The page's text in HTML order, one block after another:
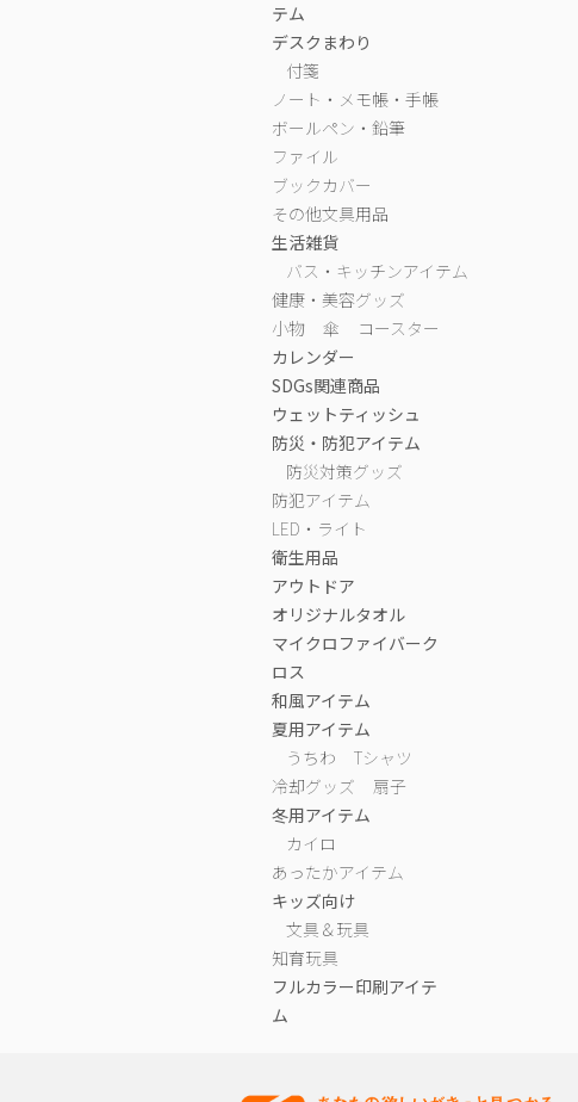
テム
デスクまわり
付箋
ノート・メモ帳・手帳
ボールペン・鉛筆
ファイル
ブックカバー
その他文具用品
生活雑貨
バス・キッチンアイテム
健康・美容グッズ
小物
傘
コースター
カレンダー
SDGs関連商品
ウェットティッシュ
防災・防犯アイテム
防災対策グッズ
防犯アイテム
LED・ライト
衛生用品
アウトドア
オリジナルタオル
マイクロファイバーク
ロス
和風アイテム
夏用アイテム
うちわ
Tシャツ
冷却グッズ
扇子
冬用アイテム
カイロ
あったかアイテム
キッズ向け
文具＆玩具
知育玩具
フルカラー印刷アイテ
ム